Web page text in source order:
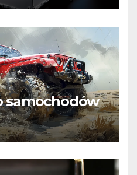
samochodów